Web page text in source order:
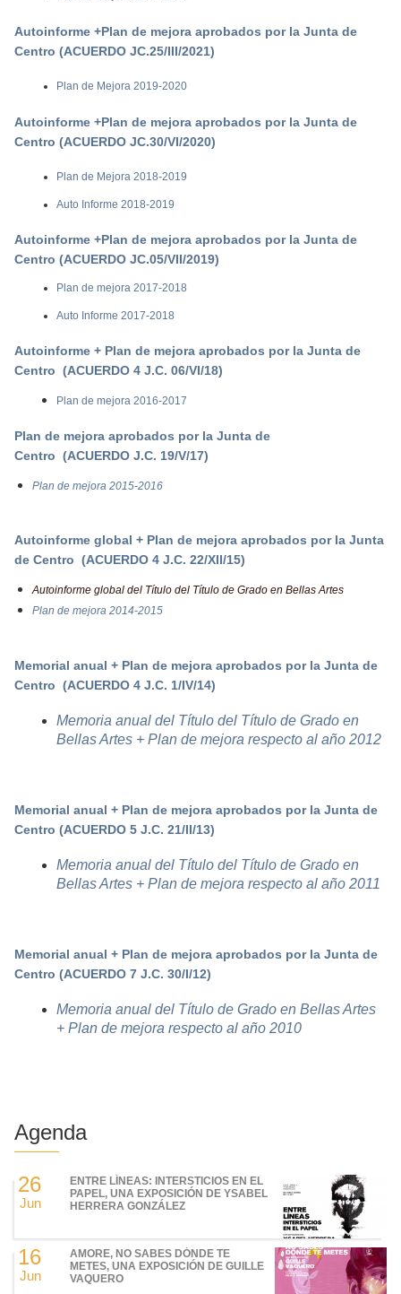
Autoinforme +Plan de mejora aprobados por la Junta de
Centro (ACUERDO JC.25/III/2021)
Plan de Mejora 2019-2020
Autoinforme +Plan de mejora aprobados por la Junta de
Centro (ACUERDO JC.30/VI/2020)
Plan de Mejora 2018-2019
Auto Informe 2018-2019
Autoinforme +Plan de mejora aprobados por la Junta de
Centro (ACUERDO JC.05/VII/2019)
Plan de mejora 2017-2018
Auto Informe 2017-2018
Autoinforme + Plan de mejora aprobados por la Junta de
Centro (ACUERDO 4 J.C. 06/VI/18)
Plan de mejora 2016-2017
Plan de mejora aprobados por la Junta de
Centro (ACUERDO J.C. 19/V/17)
Plan de mejora 2015-2016
Autoinforme global + Plan de mejora aprobados por la Junta
de Centro (ACUERDO 4 J.C. 22/XII/15)
Autoinforme global del Título del Título de Grado en Bellas Artes
Plan de mejora 2014-2015
Memorial anual + Plan de mejora aprobados por la Junta de
Centro (ACUERDO 4 J.C. 1/IV/14)
Memoria anual del Título del Título de Grado en
Bellas Artes + Plan de mejora respecto al año 2012
Memorial anual + Plan de mejora aprobados por la Junta de
Centro (ACUERDO 5 J.C. 21/II/13)
Memoria anual del Título del Título de Grado en
Bellas Artes + Plan de mejora respecto al año 2011
Memorial anual + Plan de mejora aprobados por la Junta de
Centro (ACUERDO 7 J.C. 30/I/12)
Memoria anual del Título de Grado en Bellas Artes
+ Plan de mejora respecto al año 2010
Agenda
26
Jun
ENTRE LÍNEAS: INTERSTICIOS EN EL
PAPEL, UNA EXPOSICIÓN DE YSABEL
HERRERA GONZÁLEZ
16
Jun
AMORE, NO SABES DÓNDE TE
METES, UNA EXPOSICIÓN DE GUILLE
VAQUERO